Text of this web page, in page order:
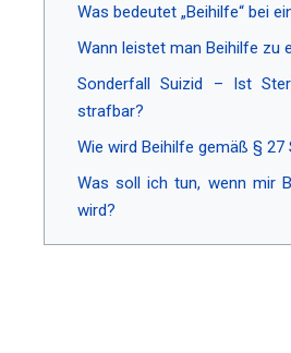
Was bedeutet „Beihilfe“ bei
Wann leistet man Beihilfe zu
Sonderfall Suizid – Ist
strafbar?
Wie wird Beihilfe gemäß § 27
Was soll ich tun, wenn mir
wird?